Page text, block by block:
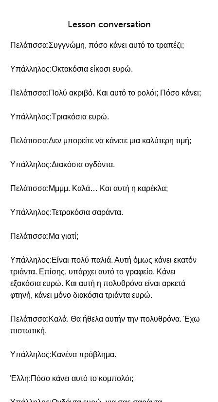
Lesson conversation
Πελάτισσα:Συγγνώμη, πόσο κάνει αυτό το τραπέζι;
Υπάλληλος:Οκτακόσια είκοσι ευρώ.
Πελάτισσα:Πολύ ακριβό. Και αυτό το ρολόι; Πόσο κάνει;
Υπάλληλος:Τριακόσια ευρώ.
Πελάτισσα:Δεν μπορείτε να κάνετε μια καλύτερη τιμή;
Υπάλληλος:Διακόσια ογδόντα.
Πελάτισσα:Μμμμ. Καλά… Και αυτή η καρέκλα;
Υπάλληλος:Τετρακόσια σαράντα.
Πελάτισσα:Μα γιατί;
Υπάλληλος:Είναι πολύ παλιά. Αυτή όμως κάνει εκατόν
τριάντα. Επίσης, υπάρχει αυτό το γραφείο. Κάνει
εξακόσια ευρώ. Και αυτή η πολυθρόνα είναι αρκετά
φτηνή, κάνει μόνο διακόσια τριάντα ευρώ.
Πελάτισσα:Καλά. Θα ήθελα αυτήν την πολυθρόνα. Έχω
πιστωτική.
Υπάλληλος:Κανένα πρόβλημα.
Έλλη:Πόσο κάνει αυτό το κομπολόι;